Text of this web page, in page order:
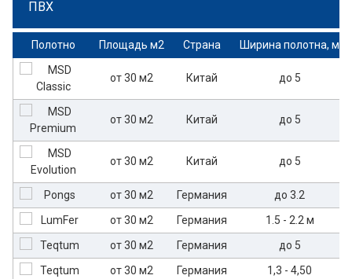
ПВХ
Полотно Площадь м2 Страна Ширина полотна, м
от 30 м2 Китай до 5
от 30 м2 Китай до 5
от 30 м2 Китай до 5
от 30 м2 Германия
до 3.2
от 30 м2
Германия
1.5 - 2.2 м
от 30 м2
Германия
до 5
от 30 м2
Германия 1,3 - 4,50